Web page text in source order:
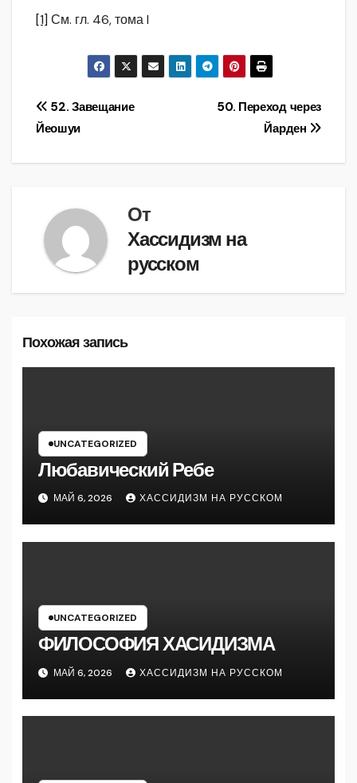
[1] См. гл. 46, тома I
Навигация
50. Переход через
Йарден
52. Завещание
Йеошуи
От
Хассидизм на
русском
Похожая запись
UNCATEGORIZED
Любавический Ребе
МАЙ 6, 2026 ХАССИДИЗМ НА РУССКОМ
UNCATEGORIZED
ФИЛОСОФИЯ ХАСИДИЗМА
МАЙ 6, 2026 ХАССИДИЗМ НА РУССКОМ